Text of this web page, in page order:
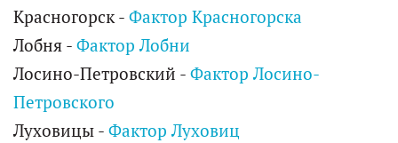
Красногорск - Фактор Красногорска
Лобня - Фактор Лобни
Лосино-Петровский - Фактор Лосино-
Петровского
Луховицы - Фактор Луховиц